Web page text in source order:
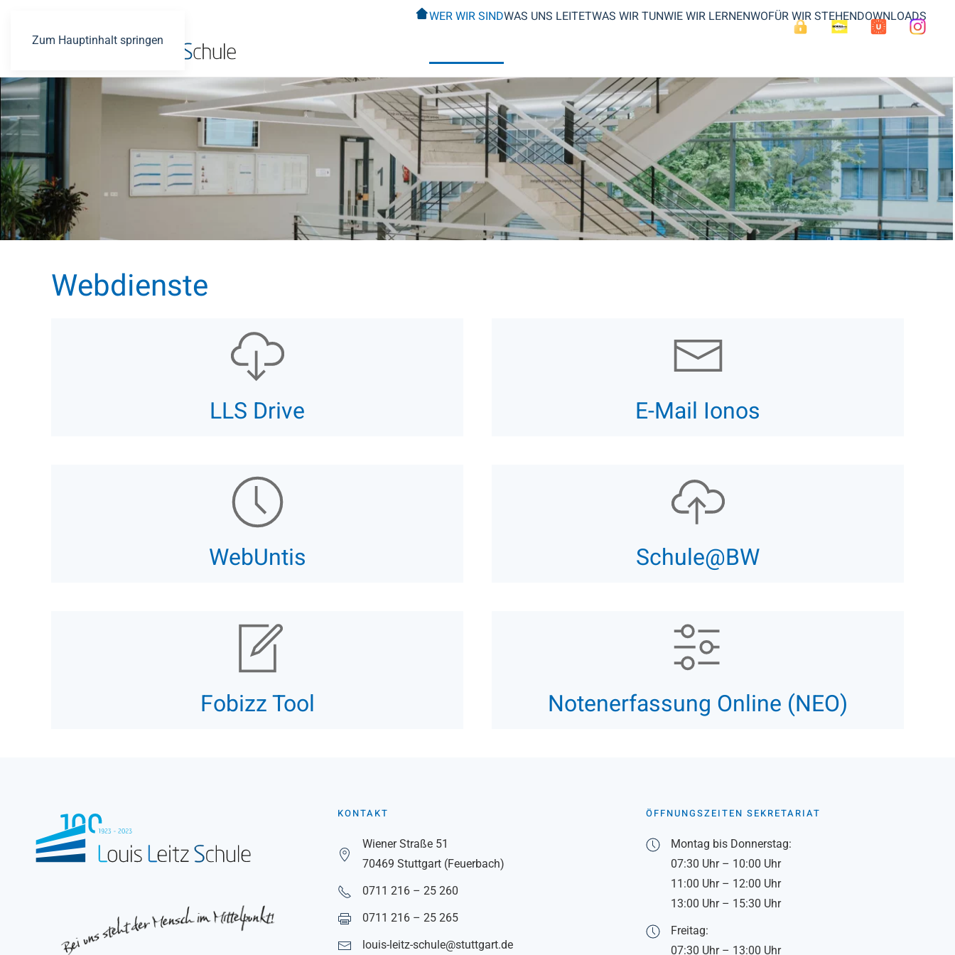
Zum Hauptinhalt springen
WER WIR SINDWAS UNS LEITETWAS WIR TUNWIE WIR LERNENWOFÜR WIR STEHENDOWNLOADS
Webdienste
LLS Drive E-Mail Ionos
WebUntis Schule@BW
Fobizz Tool Notenerfassung Online (NEO)
KONTAKT
Wiener Straße 51
70469 Stuttgart (Feuerbach)
0711 216 – 25 260
0711 216 – 25 265
louis-leitz-schule@stuttgart.de
ÖFFNUNGSZEITEN SEKRETARIAT
Montag bis Donnerstag:
07:30 Uhr – 10:00 Uhr
11:00 Uhr – 12:00 Uhr
13:00 Uhr – 15:30 Uhr
Freitag:
07:30 Uhr – 13:00 Uhr